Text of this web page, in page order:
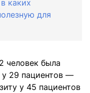
каких
для
человек была
29 пациентов —
у 45 пациентов